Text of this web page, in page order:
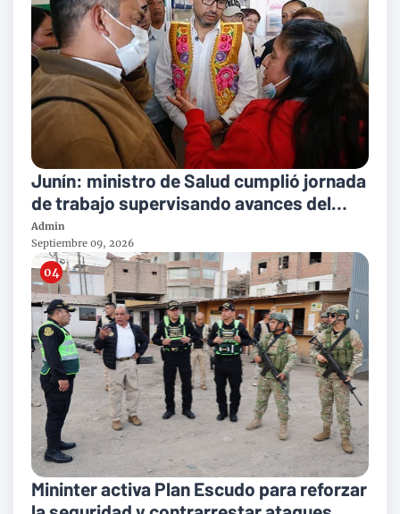
Junín: ministro de Salud cumplió jornada
de trabajo supervisando avances del
nuevo Hospital El Carmen y entregando
una ambulancia a Chupaca
Admin
Septiembre 09, 2026
Mininter activa Plan Escudo para reforzar